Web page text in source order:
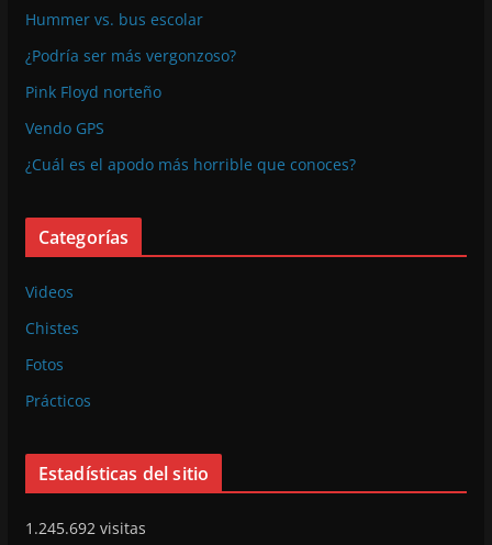
Hummer vs. bus escolar
¿Podría ser más vergonzoso?
Pink Floyd norteño
Vendo GPS
¿Cuál es el apodo más horrible que conoces?
Categorías
Videos
Chistes
Fotos
Prácticos
Estadísticas del sitio
1.245.692 visitas